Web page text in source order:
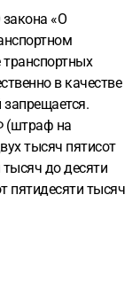
закона «О
в качестве
(штраф на
тысяч пятисот
до десяти
пятидесяти тысяч